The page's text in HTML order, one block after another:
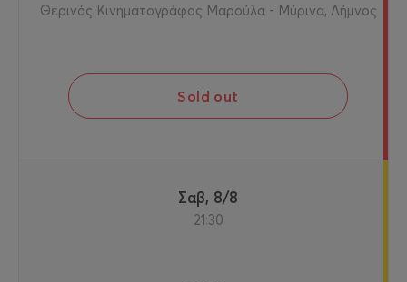
Θερινός Κινηματογράφος Μαρούλα - Μύρινα, Λήμνος
Sold out
Σαβ, 8/8
21:30